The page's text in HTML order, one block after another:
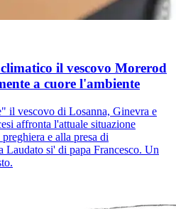
il vescovo Morerod
a cuore l'ambiente
il vescovo di Losanna, Ginevra e
affronta l'attuale situazione
e alla presa di
Laudato si' di papa Francesco. Un